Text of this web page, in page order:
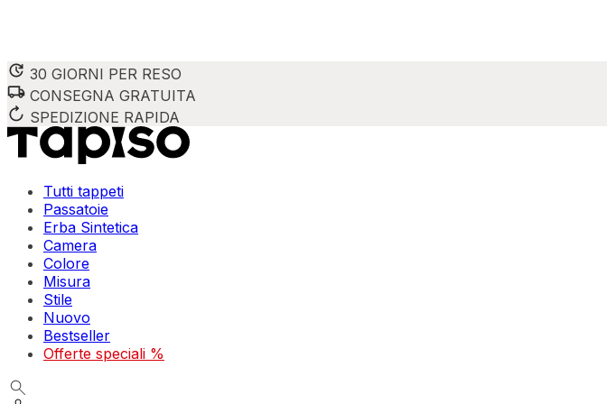
30 GIORNI PER RESO
CONSEGNA GRATUITA
SPEDIZIONE RAPIDA
Tutti tappeti
Passatoie
Erba Sintetica
Camera
Colore
Misura
Stile
Nuovo
Bestseller
Offerte speciali %